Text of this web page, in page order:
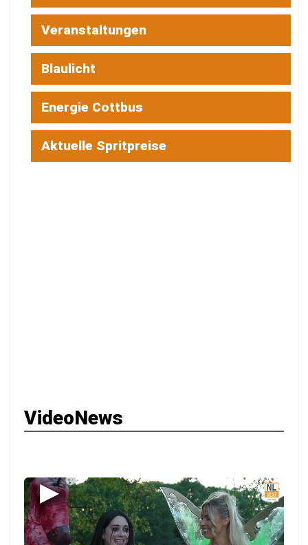
Veranstaltungen
Blaulicht
Energie Cottbus
Aktuelle Spritpreise
VideoNews
▶